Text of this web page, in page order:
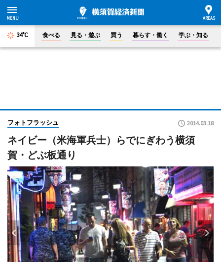
34°C 食べる 見る・遊ぶ 買う 暮らす・働く 学ぶ・知る
フォトフラッシュ 2014.03.18
ネイビー（米海軍兵士）らでにぎわう横須
賀・どぶ板通り